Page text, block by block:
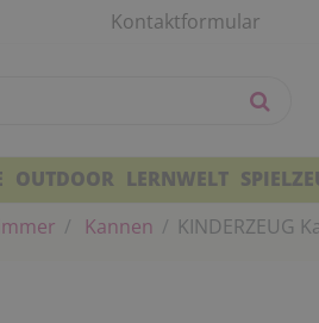
Kontaktformular
OUTDOOR LERNWELT
Kannen KINDERZEUG